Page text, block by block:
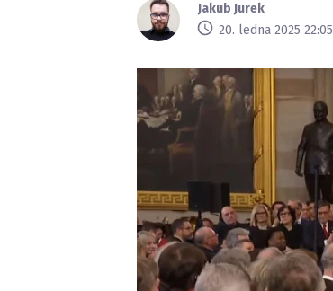
Jakub Jurek
20. ledna 2025 22:05